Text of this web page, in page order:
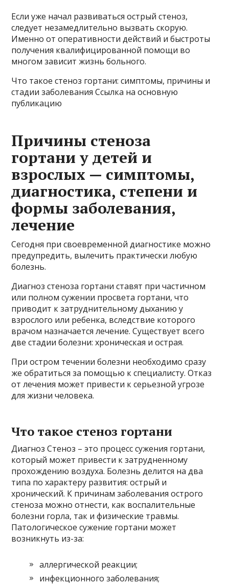
Если уже начал развиваться острый стеноз,
следует незамедлительно вызвать скорую.
Именно от оперативности действий и быстроты
получения квалифицированной помощи во
многом зависит жизнь больного.
Что такое стеноз гортани: симптомы, причины и
стадии заболевания Ссылка на основную
публикацию
Причины стеноза
гортани у детей и
взрослых — симптомы,
диагностика, степени и
формы заболевания,
лечение
Сегодня при своевременной диагностике можно
предупредить, вылечить практически любую
болезнь.
Диагноз стеноза гортани ставят при частичном
или полном сужении просвета гортани, что
приводит к затруднительному дыханию у
взрослого или ребенка, вследствие которого
врачом назначается лечение. Существует всего
две стадии болезни: хроническая и острая.
При остром течении болезни необходимо сразу
же обратиться за помощью к специалисту. Отказ
от лечения может привести к серьезной угрозе
для жизни человека.
Что такое стеноз гортани
Диагноз Стеноз – это процесс сужения гортани,
который может привести к затрудненному
прохождению воздуха. Болезнь делится на два
типа по характеру развития: острый и
хронический. К причинам заболевания острого
стеноза можно отнести, как воспалительные
болезни горла, так и физические травмы.
Патологическое сужение гортани может
возникнуть из-за:
аллергической реакции;
инфекционного заболевания;